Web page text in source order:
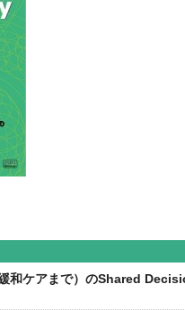
和ケアまで）のShared